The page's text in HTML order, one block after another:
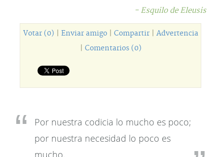
- Esquilo de Eleusis
Votar (0) Enviar amigo| Compartir| Advertencia
Comentarios (0)
Por nuestra codicia lo mucho es poco;
por nuestra necesidad lo poco es
mucho.